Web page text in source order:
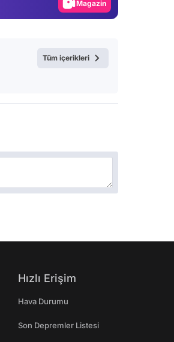
Magazin
Tüm içerikleri
Hızlı Erişim
Hava Durumu
Son Depremler Listesi